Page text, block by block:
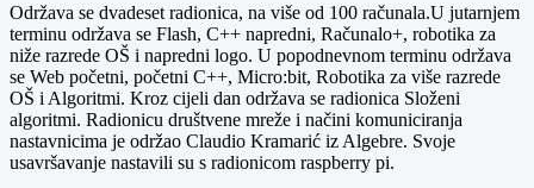
Održava se dvadeset radionica, na više od 100 računala.U jutarnjem
terminu održava se Flash, C++ napredni, Računalo+, robotika za
niže razrede OŠ i napredni logo. U popodnevnom terminu održava
se Web početni, početni C++, Micro:bit, Robotika za više razrede
OŠ i Algoritmi. Kroz cijeli dan održava se radionica Složeni
algoritmi. Radionicu društvene mreže i načini komuniciranja
nastavnicima je održao Claudio Kramarić iz Algebre. Svoje
usavršavanje nastavili su s radionicom raspberry pi.